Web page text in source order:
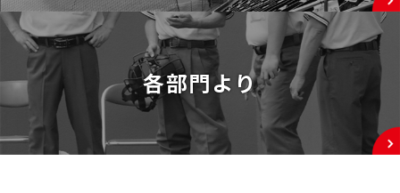
各部門より